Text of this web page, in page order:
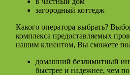
загородный коттедж
Какого оператора выбрать?
комплекса предоставляемых
нашим клиентом, Вы сможете
домашний безлимитный
быстрее и надежнее, чем